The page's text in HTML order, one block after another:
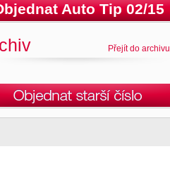
Auto Tip 02/15
Přejít do archivu